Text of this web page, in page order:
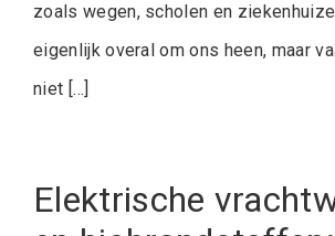
zoals wegen, scholen en
eigenlijk overal om ons heen, maar
niet […]
Elektrische